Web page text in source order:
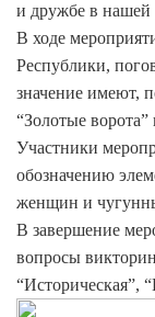
и дружбе в нашей
В ходе
Республики,
значение имеют,
“Золотые
Участники
обозначению
женщин и
В завершение
вопросы
“Историческая”,